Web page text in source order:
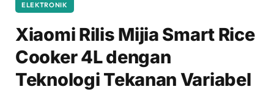
ELEKTRONIK
Xiaomi Rilis Mijia Smart Rice
Cooker 4L dengan
Teknologi Tekanan Variabel